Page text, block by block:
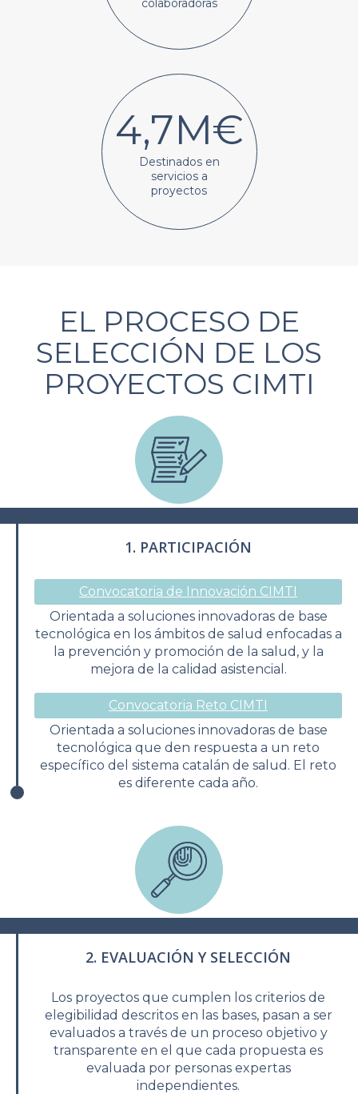
colaboradoras
4,7M€
Destinados en
servicios a
proyectos
EL PROCESO DE
SELECCIÓN DE LOS
PROYECTOS CIMTI
1. PARTICIPACIÓN
Convocatoria de Innovación CIMTI
Orientada a soluciones innovadoras de base
tecnológica en los ámbitos de salud enfocadas a
la prevención y promoción de la salud, y la
mejora de la calidad asistencial.
Convocatoria Reto CIMTI
Orientada a soluciones innovadoras de base
tecnológica que den respuesta a un reto
específico del sistema catalán de salud. El reto
es diferente cada año.
2. EVALUACIÓN Y SELECCIÓN
Los proyectos que cumplen los criterios de
elegibilidad descritos en las bases, pasan a ser
evaluados a través de un proceso objetivo y
transparente en el que cada propuesta es
evaluada por personas expertas
independientes.